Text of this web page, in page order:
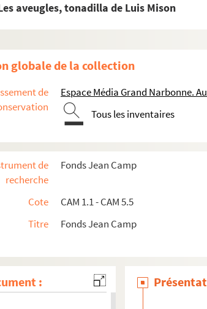
aveugles, tonadilla de Luis Mison
globale de la collection
de
Espace Média Grand Narbonne.
Tous les inventaires
de
recherche
Fonds Jean Camp
Cote
CAM 1.1 - CAM 5.5
Titre
Fonds Jean Camp
: